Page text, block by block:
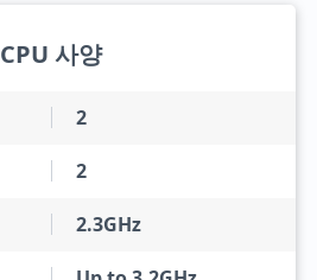
CPU 사양
2
2
2.3GHz